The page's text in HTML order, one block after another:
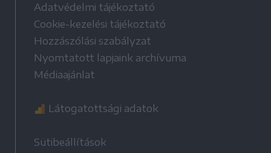
Adatvédelmi tájékoztató
Cookie-kezelési tájékoztató
Hozzászólási szabályzat
Nyomtatott lapjaink archívuma
Médiaajánlat
Látogatottsági adatok
Sütibeállítások